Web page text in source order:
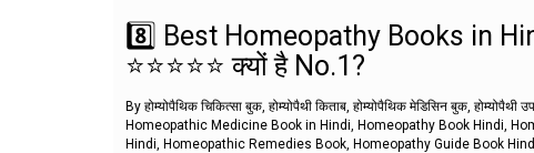
8️⃣ Best Homeopathy Books in
⭐⭐⭐⭐⭐ क्यों है No.1?
By होम्योपैथिक चिकित्सा बुक, होम्योपैथी किताब, होम्योपैथिक मेडिसिन बुक,
Homeopathic Medicine Book in Hindi, Homeopathy Book Hindi,
Hindi, Homeopathic Remedies Book, Homeopathy Guide Book Hindi,